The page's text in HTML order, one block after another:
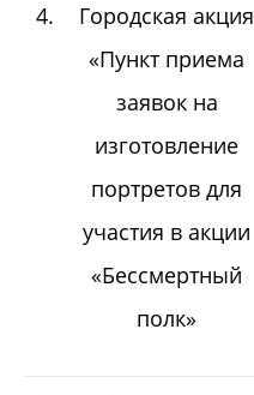
4.
Городская акция
«Пункт приема
заявок на
изготовление
портретов для
участия в акции
«Бессмертный
полк»